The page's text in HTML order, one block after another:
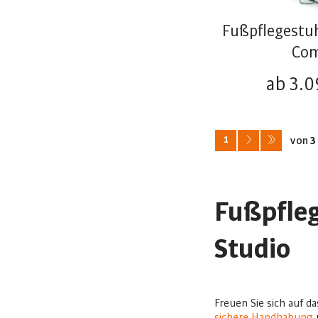
ab
1 von 3
Studio
Freuen Sie sich auf